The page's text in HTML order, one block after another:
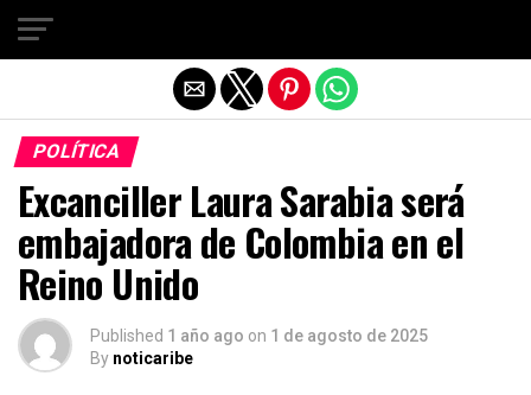
POLÍTICA
Excanciller Laura Sarabia será
embajadora de Colombia en el
Reino Unido
Published 1 año ago on 1 de agosto de 2025
By noticaribe